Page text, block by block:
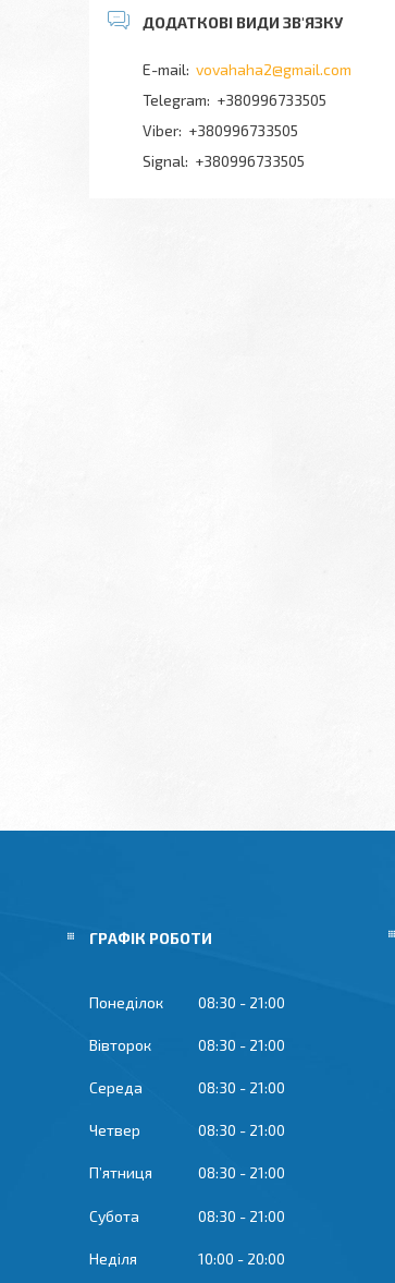
vovahaha2@gmail.com
+380996733505
+380996733505
Signal
+380996733505
ГРАФІК РОБОТИ
Понеділок 08:30 21:00
Вівторок 08:30 21:00
Середа 08:30 21:00
Четвер 08:30 21:00
Пʼятниця 08:30 21:00
Субота 08:30 21:00
Неділя 10:00 20:00